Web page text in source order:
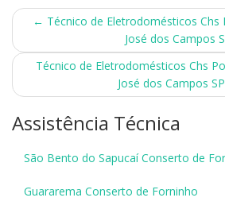
Post
navigation
← Técnico de Eletrodomésticos Chs
José dos Campos
Técnico de Eletrodomésticos Chs
José dos Campos SP
Assistência Técnica
São Bento do Sapucaí Conserto de
Guararema Conserto de Forninho